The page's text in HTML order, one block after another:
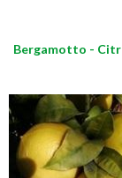
Bergamotto -